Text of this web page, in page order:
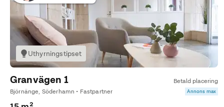
Uthyrningstipset
Granvägen 1
Betald placering
Björnänge, Söderhamn • Fastpartner
Annons max